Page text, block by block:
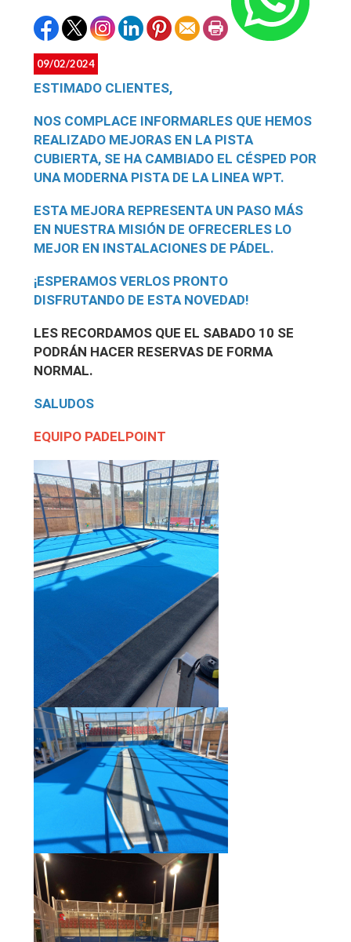
09/02/2024
ESTIMADO CLIENTES,
NOS COMPLACE INFORMARLES QUE HEMOS
REALIZADO MEJORAS EN LA PISTA
CUBIERTA, SE HA CAMBIADO EL CÉSPED POR
UNA MODERNA PISTA DE LA LINEA WPT.
ESTA MEJORA REPRESENTA UN PASO MÁS
EN NUESTRA MISIÓN DE OFRECERLES LO
MEJOR EN INSTALACIONES DE PÁDEL.
¡ESPERAMOS VERLOS PRONTO
DISFRUTANDO DE ESTA NOVEDAD!
LES RECORDAMOS QUE EL SABADO 10 SE
PODRÁN HACER RESERVAS DE FORMA
NORMAL.
SALUDOS
EQUIPO PADELPOINT